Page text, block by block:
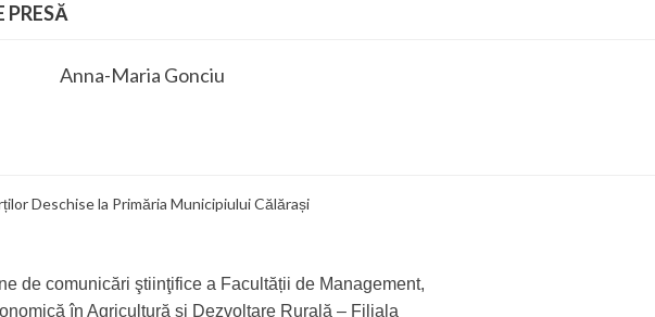
DE PRESĂ
Anna-Maria Gonciu
Deschise la Primăria Municipiului Călărași
de comunicări ştiinţifice a Facultății de Management,
în Agricultură și Dezvoltare Rurală – Filiala